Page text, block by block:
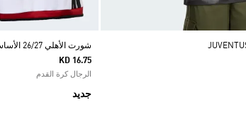
شورت الأهلي 26/27 الأساسي
KD 16.75
الرجال كرة القدم
جديد